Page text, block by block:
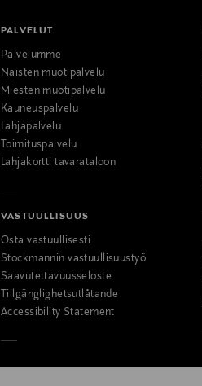
PALVELUT
Palvelumme
Naisten muotipalvelu
Miesten muotipalvelu
Kauneuspalvelu
Lahjapalvelu
Toimituspalvelu
Lahjakortti tavarataloon
VASTUULLISUUS
Osta vastuullisesti
Stockmannin vastuullisuustyö
Saavutettavuusseloste
Tillgänglighetsutlåtande
Accessibility Statement